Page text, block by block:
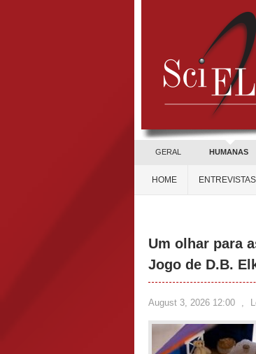
GERAL HUMANAS
HOME ENTREVISTAS
Um olhar para
Jogo de D.B.
August 3, 2026 12:00 ,